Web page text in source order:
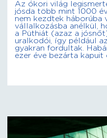
Az ókori világ
jósda több mint 1000
nem kezdtek háborúba
vállalkozásba anélkül,
a Püthiát (azaz a
uralkodói, így például
gyakran fordultak.
ezer éve bezárta kapuit